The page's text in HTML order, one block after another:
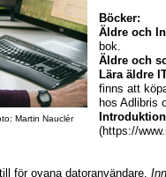
Nauclér
Böcker:
Äldre och
bok.
Äldre och
Lära äldre
finns att
hos Adlibris
(https://
för ovana datoranvändare.